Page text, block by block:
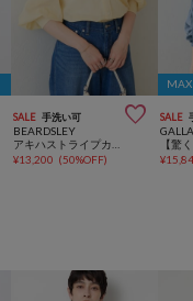
SALE 手洗い可 
BEARDSLEY
¥13,200 (50%OFF)
SALE
¥